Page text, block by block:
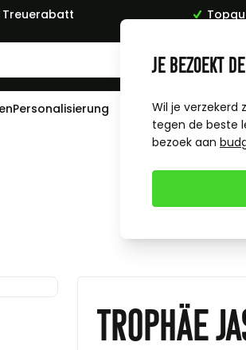
Treuerabatt
Personalisierung
Trophäe
Je bezoekt
Wil je verzekerd
tegen de beste
bezoek aan